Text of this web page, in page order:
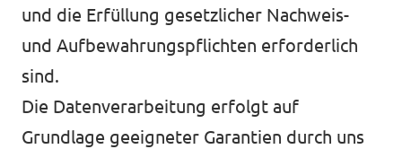
und die Erfüllung gesetzlicher Nachweis-
und Aufbewahrungspflichten erforderlich
sind.
Die Datenverarbeitung erfolgt auf
Grundlage geeigneter Garantien durch uns